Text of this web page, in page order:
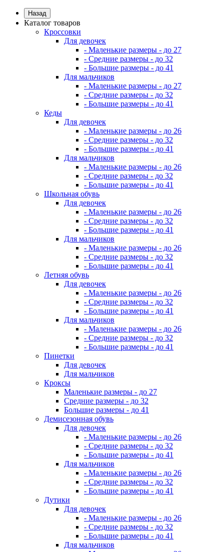
Назад
Каталог товаров
Кроссовки
Для девочек
- Маленькие размеры - до 27
- Средние размеры - до 32
- Большие размеры - до 41
Для мальчиков
- Маленькие размеры - до 27
- Средние размеры - до 32
- Большие размеры - до 41
Кеды
Для девочек
- Маленькие размеры - до 26
- Средние размеры - до 32
- Большие размеры - до 41
Для мальчиков
- Маленькие размеры - до 26
- Средние размеры - до 32
- Большие размеры - до 41
Школьная обувь
Для девочек
- Маленькие размеры - до 26
- Средние размеры - до 32
- Большие размеры - до 41
Для мальчиков
- Маленькие размеры - до 26
- Средние размеры - до 32
- Большие размеры - до 41
Летняя обувь
Для девочек
- Маленькие размеры - до 26
- Средние размеры - до 32
- Большие размеры - до 41
Для мальчиков
- Маленькие размеры - до 26
- Средние размеры - до 32
- Большие размеры - до 41
Пинетки
Для девочек
Для мальчиков
Кроксы
Маленькие размеры - до 27
Средние размеры - до 32
Большие размеры - до 41
Демисезонная обувь
Для девочек
- Маленькие размеры - до 26
- Средние размеры - до 32
- Большие размеры - до 41
Для мальчиков
- Маленькие размеры - до 26
- Средние размеры - до 32
- Большие размеры - до 41
Дутики
Для девочек
- Маленькие размеры - до 26
- Средние размеры - до 32
- Большие размеры - до 41
Для мальчиков